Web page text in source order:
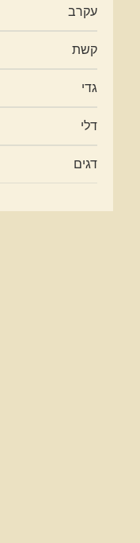
עקרב
קשת
גדי
דלי
דגים